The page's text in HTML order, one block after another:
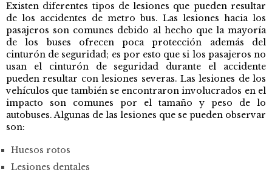
Existen diferentes tipos de lesiones que pueden resultar
de los accidentes de metro bus. Las lesiones hacia los
pasajeros son comunes debido al hecho que la mayoría
de los buses ofrecen poca protección además del
cinturón de seguridad; es por esto que si los pasajeros no
usan el cinturón de seguridad durante el accidente
pueden resultar con lesiones severas. Las lesiones de los
vehículos que también se encontraron involucrados en el
impacto son comunes por el tamaño y peso de lo
autobuses. Algunas de las lesiones que se pueden observar
son:
Huesos rotos
Lesiones dentales